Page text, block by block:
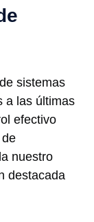
sistemas
a las últimas
efectivo
nuestro
destacada